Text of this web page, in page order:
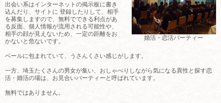
婚活・恋活パーティー
出会い系はインターネットの掲示板に書き
込んだり、サイトに 登録したりして、相手
を募集しますので、無料でできる利点があ
る反面、個人情報が流用される可能性や、
相手の顔が見えないため、一定の距離をお
かないと危ないです。
ベールに包まれていて、うさんくさい感じがします。
一方、埼玉たくさんの男女が集い、おしゃべりしながら気になる異性と探す恋
活・婚活の場は、お見合いパーティーと呼ばれています。
無料ではありません。